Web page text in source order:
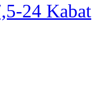
24 Kabat